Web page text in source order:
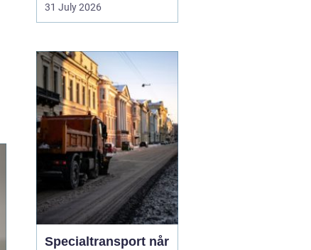
så høj grad om
klare svar, når du som
bilist står med
spørgsmål om s...
31 July 2026
Specialtransport når